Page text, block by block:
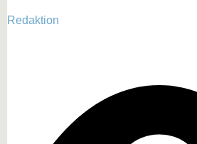
Redaktion